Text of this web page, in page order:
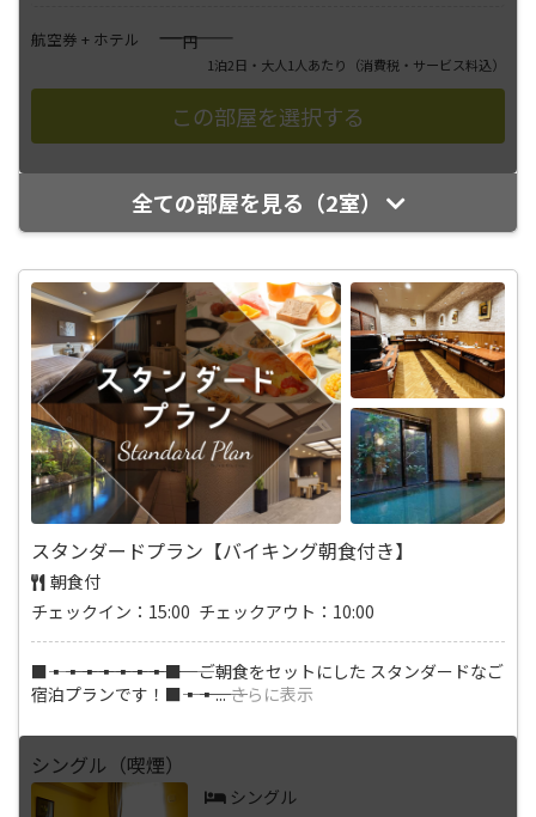
航空券 + ホテル ――――円
1泊2日・大人1人あたり （消費税・サービス料込）
全ての部屋を見る（2室）
スタンダードプラン【バイキング朝食付き】
朝食付
チェックイン：15:00 チェックアウト：10:00
■―――▪―――▪―――▪―――▪―――▪―――▪―――▪―――■ ご朝食をセットにした スタンダードなご
宿泊プランです！■―――▪―――▪...さらに表示
シングル（喫煙）
シングル